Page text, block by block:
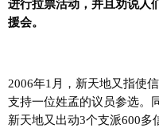
进行拉票活动，并且劝说人
援会。
2006年1月，新天地又指使
支持一位姓孟的议员参选。
新天地又出动3个支派600多